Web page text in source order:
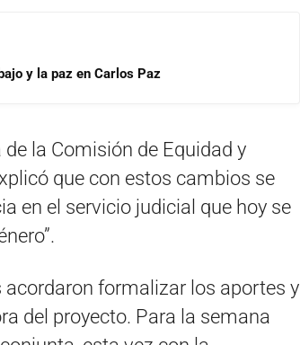
y la paz en Carlos Paz
de la Comisión de Equidad y
que con estos cambios se
en el servicio judicial que hoy se
formalizar los aportes y
del proyecto. Para la semana